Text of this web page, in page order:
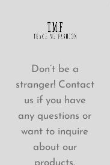
Don’t be a
stranger! Contact
us if you have
any questions or
want to inquire
about our